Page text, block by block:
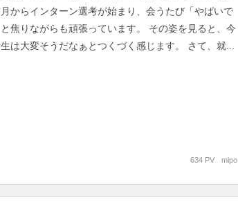
からインターン選考が始まり、会うたび「やばいで
焦りながらも頑張っています。 その姿を見ると、今
は大変そうだなぁとつくづく感じます。 さて、就...
mipo
634 PV